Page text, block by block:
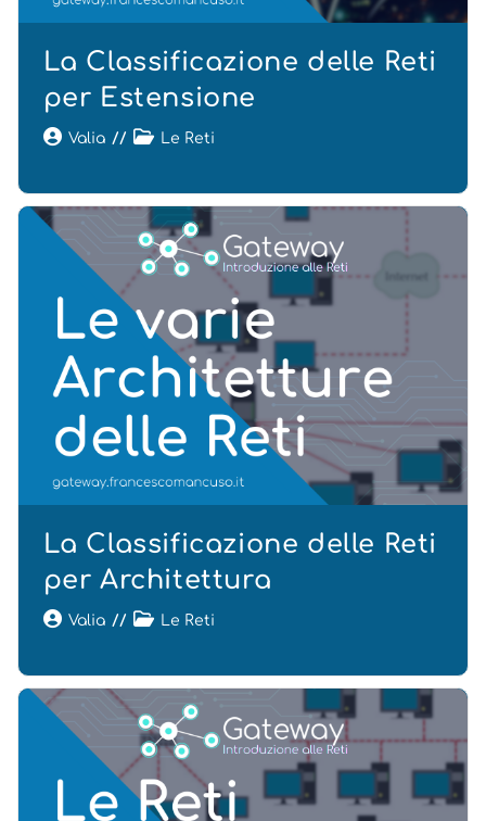
La Classificazione delle Reti
per Estensione
Valia Le Reti
La Classificazione delle Reti
per Architettura
Valia Le Reti